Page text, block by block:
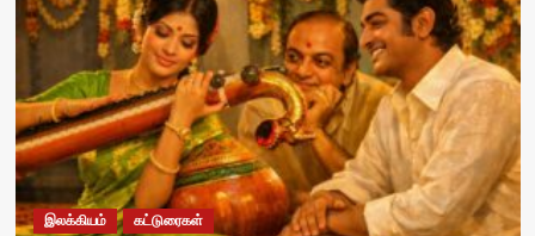
இலக்கியம் கட்டுரைகள்